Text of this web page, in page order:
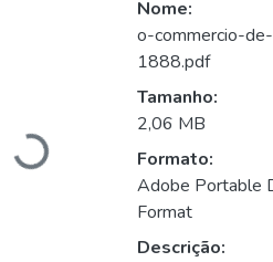
Carregando...
Nome:
o-commercio-
1888.pdf
Tamanho:
2,06 MB
Formato:
Adobe Portable
Format
Descrição: